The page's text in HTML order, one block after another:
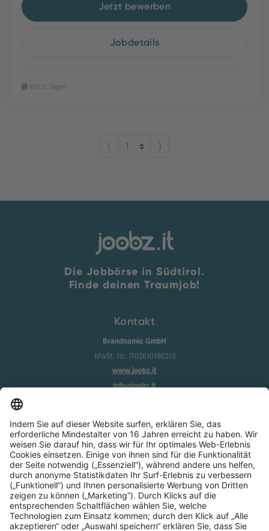
Jetzt bewerben
Jobdetails
Vor 12 Tagen
⟨ ⟩
Die Jobbörse in Südtirol.
Finde deinen Traumjob!
Kontakt
Brandnamic GmbH
MwSt. Nr.: IT02610190213
www.joobz.it
info@joobz.it
Impressum
Datenschutz
AGB
Cookie-Einstellungen
Service
Über uns